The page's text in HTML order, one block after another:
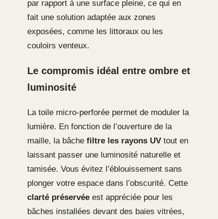
par rapport à une surface pleine, ce qui en
fait une solution adaptée aux zones
exposées, comme les littoraux ou les
couloirs venteux.
Le compromis idéal entre ombre et
luminosité
La toile micro-perforée permet de moduler la
lumière. En fonction de l’ouverture de la
maille, la bâche filtre les rayons UV tout en
laissant passer une luminosité naturelle et
tamisée. Vous évitez l’éblouissement sans
plonger votre espace dans l’obscurité. Cette
clarté préservée est appréciée pour les
bâches installées devant des baies vitrées,